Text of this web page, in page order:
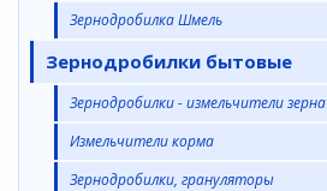
Зернодробилка Шмель
Зернодробилки бытовые
Зернодробилки - измельчители зерна
Измельчители корма
Зернодробилки, грануляторы